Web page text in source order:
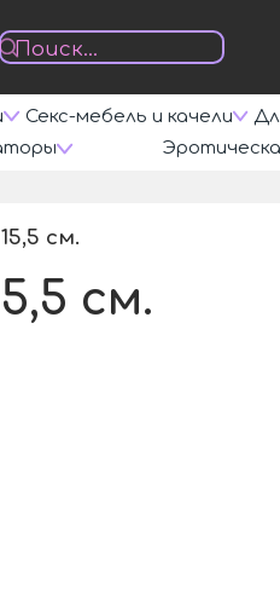
Секс-мебель и качели
см.
см.